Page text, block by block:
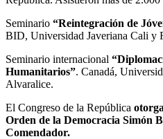
Seminario “Reintegración de
BID, Universidad Javeriana Cali y
Seminario internacional
Humanitarios”. Canadá,
Alvaralice.
El Congreso de la República
Orden de la Democracia Simón
Comendador.